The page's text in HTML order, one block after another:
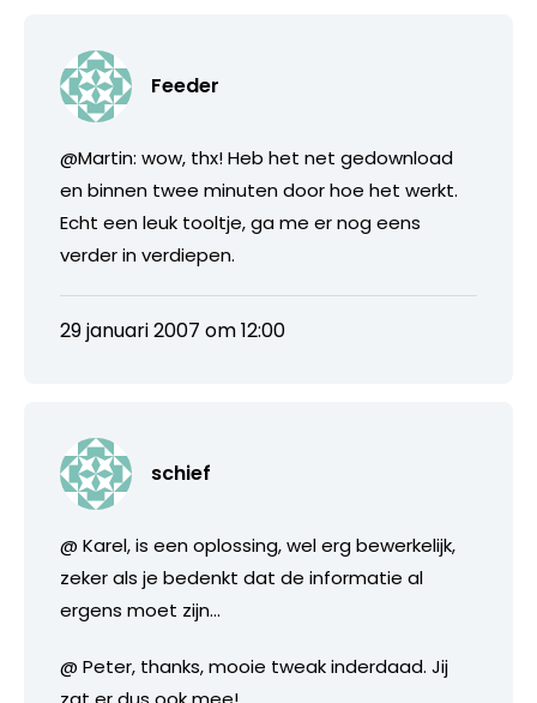
Feeder
@Martin: wow, thx! Heb het net gedownload
en binnen twee minuten door hoe het werkt.
Echt een leuk tooltje, ga me er nog eens
verder in verdiepen.
29 januari 2007 om 12:00
schief
@ Karel, is een oplossing, wel erg bewerkelijk,
zeker als je bedenkt dat de informatie al
ergens moet zijn…
@ Peter, thanks, mooie tweak inderdaad. Jij